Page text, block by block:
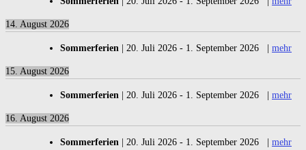
14. August 2026
Sommerferien | 20. Juli 2026 - 1. September 2026 | mehr
15. August 2026
Sommerferien | 20. Juli 2026 - 1. September 2026 | mehr
16. August 2026
Sommerferien | 20. Juli 2026 - 1. September 2026 | mehr